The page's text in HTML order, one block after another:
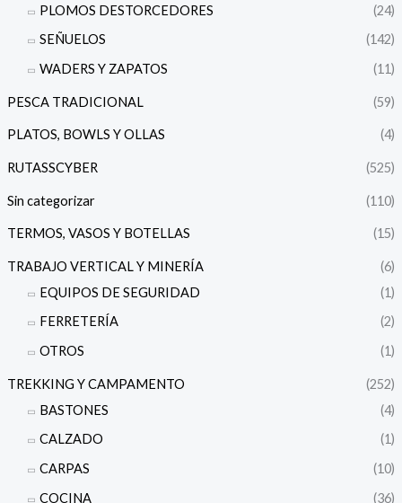
PLOMOS DESTORCEDORES
(24)
SEÑUELOS
(142)
WADERS Y ZAPATOS
(11)
PESCA TRADICIONAL (59)
PLATOS, BOWLS Y OLLAS (4)
RUTASSCYBER (525)
Sin categorizar (110)
TERMOS, VASOS Y BOTELLAS (15)
TRABAJO VERTICAL Y MINERÍA
(6)
EQUIPOS DE SEGURIDAD
(1)
FERRETERÍA
(2)
OTROS
(1)
TREKKING Y CAMPAMENTO
(252)
BASTONES
(4)
CALZADO
(1)
CARPAS
(10)
COCINA
(36)